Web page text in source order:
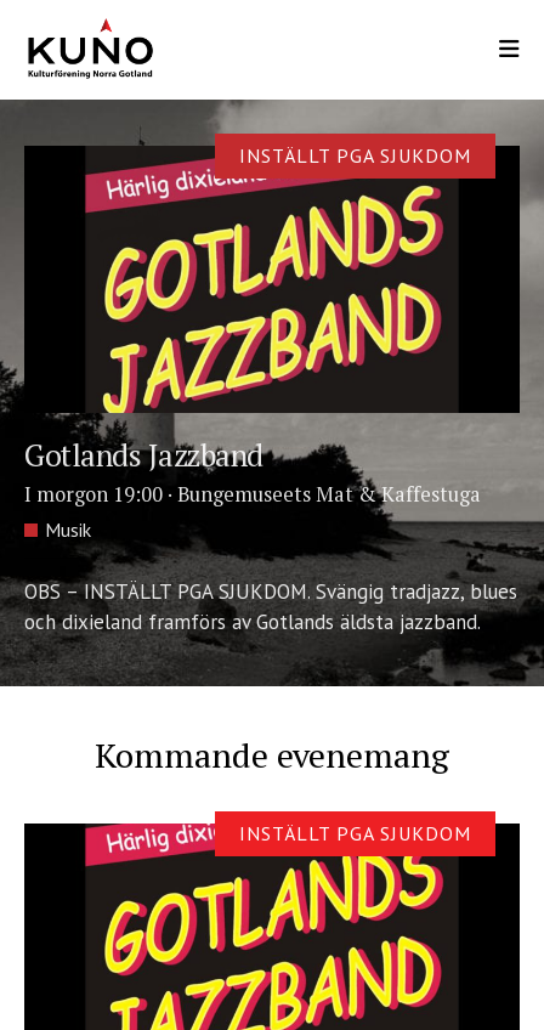
till
huvudinnehåll
Main
Content
INSTÄLLT PGA SJUKDOM
Gotlands Jazzband
I morgon 19:00 · Bungemuseets Mat & Kaffestuga
Musik
OBS – INSTÄLLT PGA SJUKDOM. Svängig tradjazz, blues
och dixieland framförs av Gotlands äldsta jazzband.
Kommande evenemang
INSTÄLLT PGA SJUKDOM